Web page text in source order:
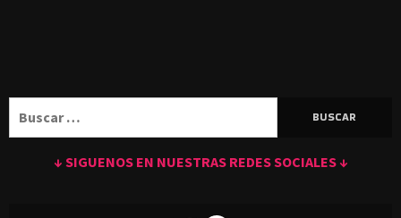
↓ SIGUENOS EN NUESTRAS REDES SOCIALES ↓